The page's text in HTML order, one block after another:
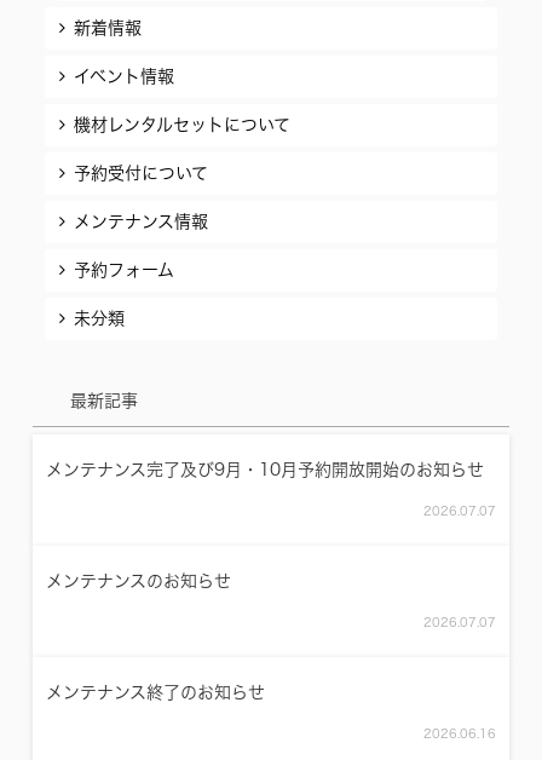
新着情報
イベント情報
機材レンタルセットについて
予約受付について
メンテナンス情報
予約フォーム
未分類
最新記事
メンテナンス完了及び9月・10月予約開放開始のお知らせ
2026.07.07
メンテナンスのお知らせ
2026.07.07
メンテナンス終了のお知らせ
2026.06.16